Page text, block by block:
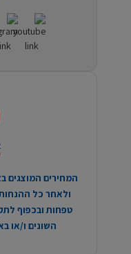
המחירים המוצגים
ולאחר כל
טפחות ובכפוף
השונים ו/או